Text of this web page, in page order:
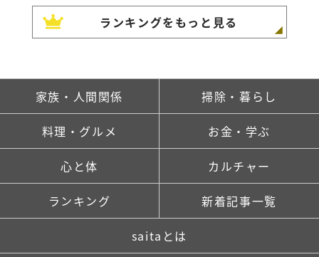
ランキングをもっと見る
家族・人間関係 掃除・暮らし
料理・グルメ お金・学ぶ
心と体 カルチャー
ランキング 新着記事一覧
saitaとは